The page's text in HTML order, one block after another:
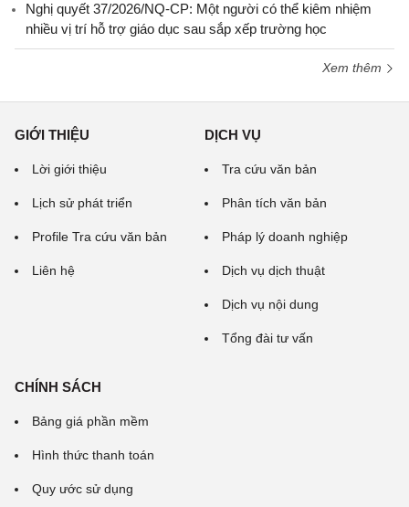
Nghị quyết 37/2026/NQ-CP: Một người có thể kiêm nhiệm
nhiều vị trí hỗ trợ giáo dục sau sắp xếp trường học
Xem thêm
GIỚI THIỆU
Lời giới thiệu
Lịch sử phát triển
Profile Tra cứu văn bản
Liên hệ
DỊCH VỤ
Tra cứu văn bản
Phân tích văn bản
Pháp lý doanh nghiệp
Dịch vụ dịch thuật
Dịch vụ nội dung
Tổng đài tư vấn
CHÍNH SÁCH
Bảng giá phần mềm
Hình thức thanh toán
Quy ước sử dụng